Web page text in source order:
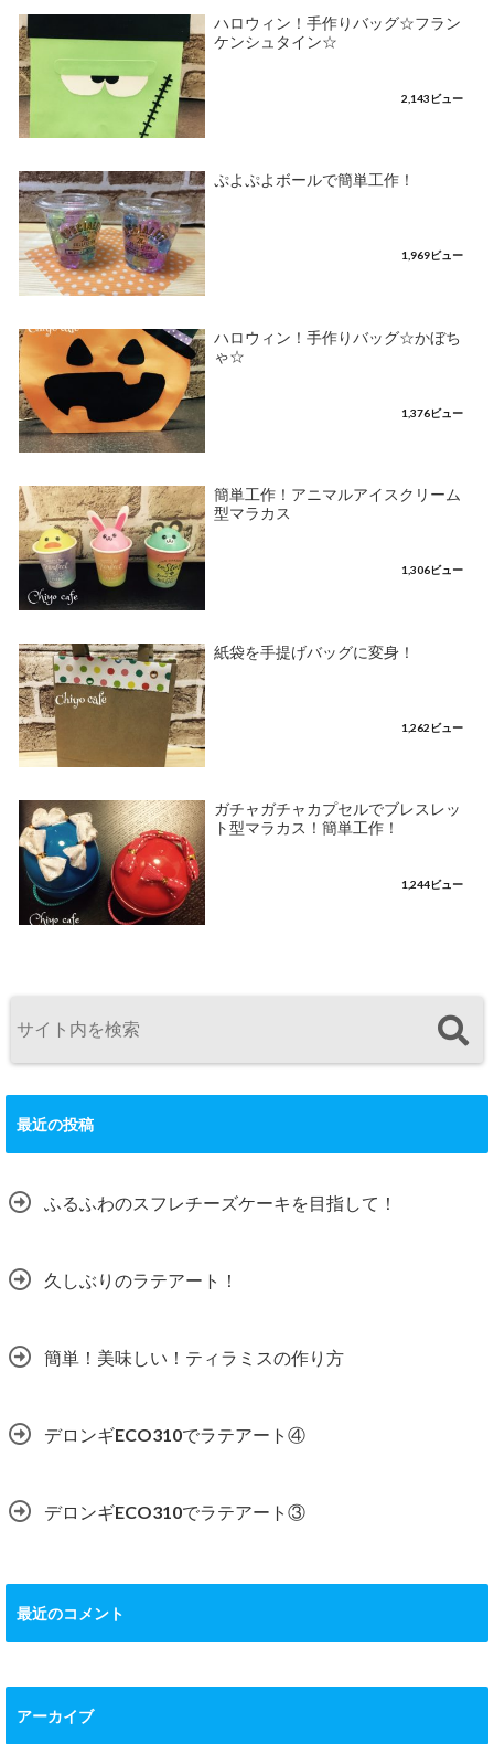
ハロウィン！手作りバッグ☆フラン
ケンシュタイン☆
2,143ビュー
ぷよぷよボールで簡単工作！
1,969ビュー
ハロウィン！手作りバッグ☆かぼち
ゃ☆
1,376ビュー
簡単工作！アニマルアイスクリーム
型マラカス
1,306ビュー
紙袋を手提げバッグに変身！
1,262ビュー
ガチャガチャカプセルでブレスレッ
ト型マラカス！簡単工作！
1,244ビュー
最近の投稿
ふるふわのスフレチーズケーキを目指して！
久しぶりのラテアート！
簡単！美味しい！ティラミスの作り方
デロンギECO310でラテアート④
デロンギECO310でラテアート③
最近のコメント
アーカイブ